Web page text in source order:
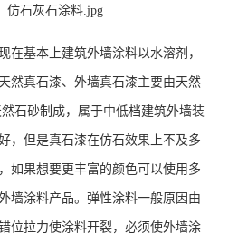
在基本上建筑外墙涂料以 水溶剂，
天然真石漆、 外墙真石漆主要由天然
石砂制成，属于中低档建筑外墙装
，但是真石漆在仿石效果上不及多
如果想要更丰富的颜色可以使用 多
墙涂料产品。弹性涂料一般原因由
位拉力使涂料开裂，必须使外墙涂